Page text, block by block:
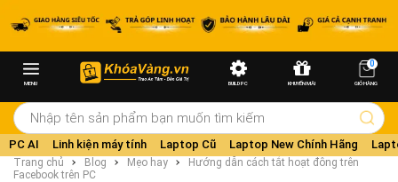
MENU BUILD PC KHUYẾN MÃI
0
GIỎ HÀNG
PC AI Linh kiện máy tính Laptop Cũ Laptop New Chính Hãng
Trang chủ Blog Mẹo hay
Hướng dẫn cách tắt hoạt đông trên
Facebook trên PC